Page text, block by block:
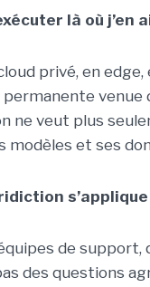
là où j’en
privé, en
venue
ne veut plus
modèles et ses
de support,
des questions